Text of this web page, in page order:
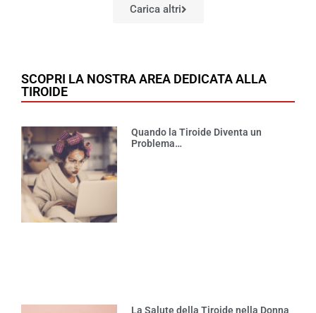
Carica altri
SCOPRI LA NOSTRA AREA DEDICATA ALLA
TIROIDE
Quando la Tiroide Diventa un
Problema…
La Salute della Tiroide nella Donna